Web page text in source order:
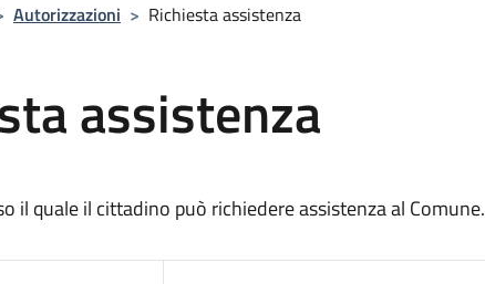
Autorizzazioni > Richiesta assistenza
assistenza
il quale il cittadino può richiedere assistenza al Comune.